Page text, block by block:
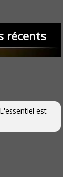
récents
est